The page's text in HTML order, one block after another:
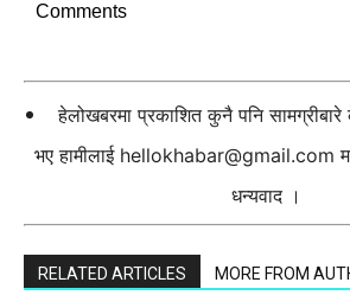
Comments
हेलोखबरमा प्रकाशित कुनै पनि
भए हामीलाई hellokhabar@gmail.com
धन्यवाद ।
RELATED ARTICLES MORE FROM